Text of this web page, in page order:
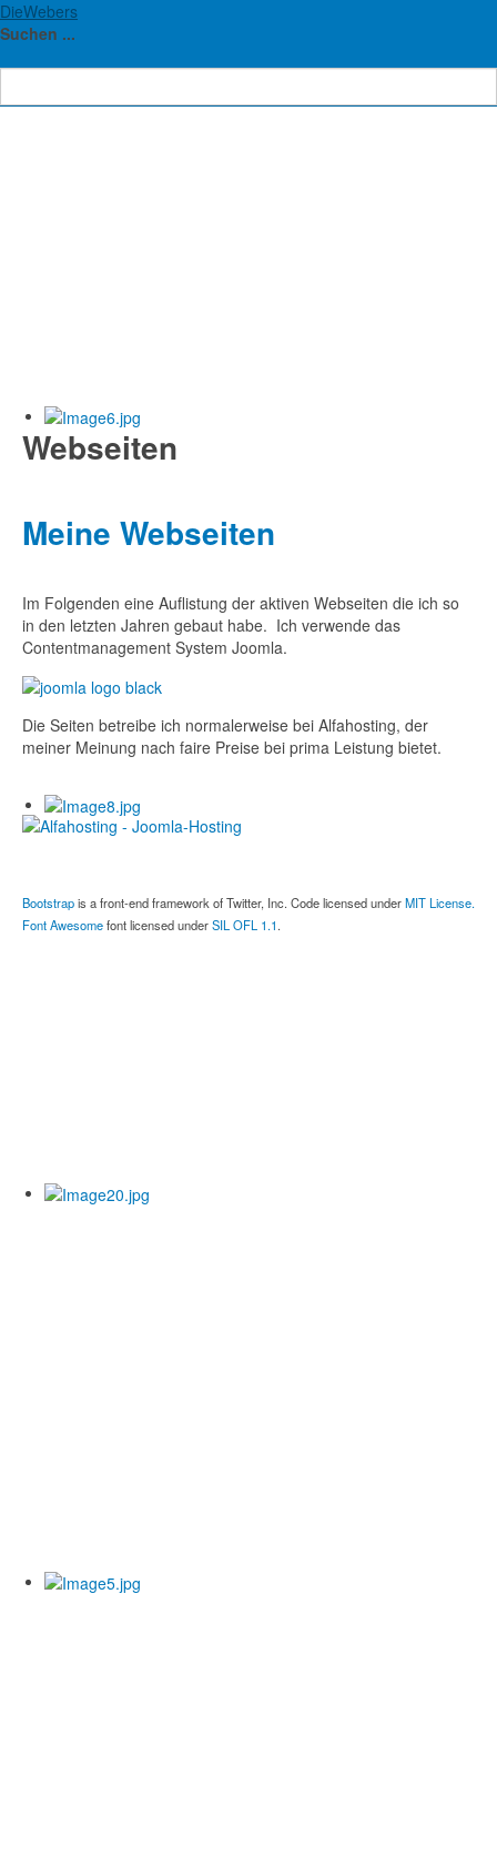
DieWebers
Suchen ...
Webseiten
Meine Webseiten
Im Folgenden eine Auflistung der aktiven Webseiten die ich so
in den letzten Jahren gebaut habe. Ich verwende das
Contentmanagement System Joomla.
Die Seiten betreibe ich normalerweise bei Alfahosting, der
meiner Meinung nach faire Preise bei prima Leistung bietet.
Bootstrapis a front-end framework of Twitter, Inc. Code licensed underMIT License.
Font Awesomefont licensed underSIL OFL 1.1.